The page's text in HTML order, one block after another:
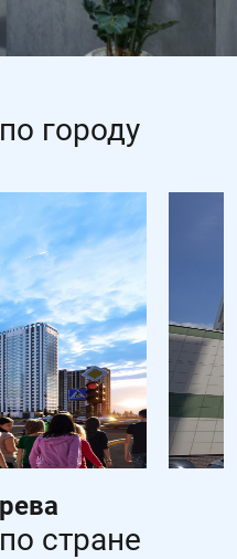
городу
стране